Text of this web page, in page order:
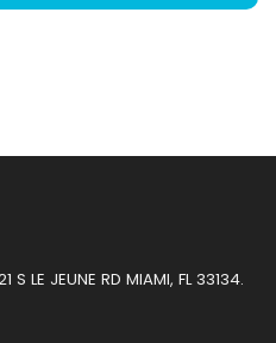
LE JEUNE RD MIAMI, FL 33134.